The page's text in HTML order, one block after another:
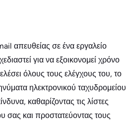
απευθείας σε ένα εργαλείο
για να εξοικονομεί χρόνο
όλους τους ελέγχους του, το
ηλεκτρονικού ταχυδρομείου
καθαρίζοντας τις λίστες
σας και προστατεύοντας τους